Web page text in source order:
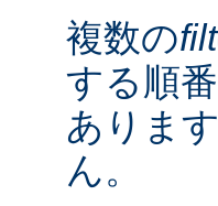
複数の
する順
あります
ん。